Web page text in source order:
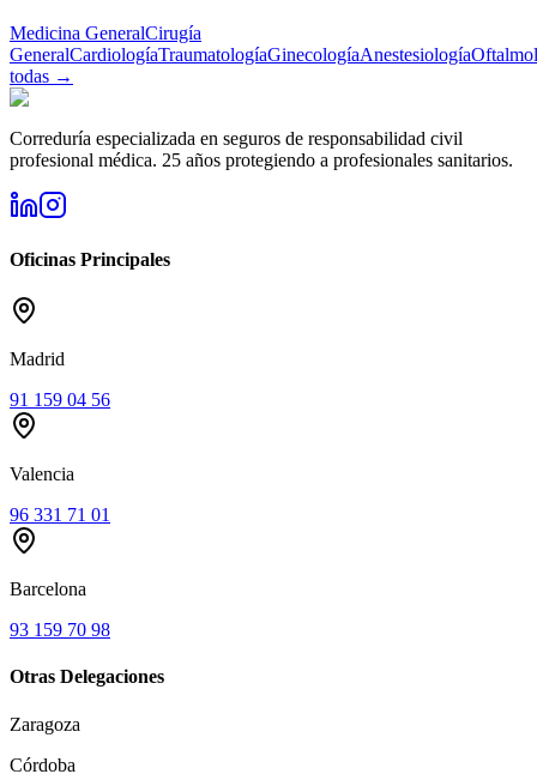
Medicina GeneralCirugía
GeneralCardiologíaTraumatologíaGinecologíaAnestesiología
todas →
Correduría especializada en seguros de responsabilidad civil
profesional médica. 25 años protegiendo a profesionales sanitarios.
Oficinas Principales
Madrid
91 159 04 56
Valencia
96 331 71 01
Barcelona
93 159 70 98
Otras Delegaciones
Zaragoza
Córdoba